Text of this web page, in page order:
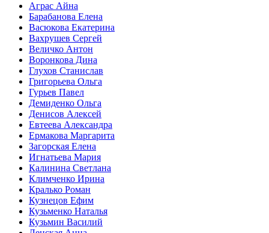
Аграс Айна
Барабанова Елена
Васюкова Екатерина
Вахрушев Сергей
Величко Антон
Воронкова Дина
Глухов Станислав
Григорьева Ольга
Гурьев Павел
Демиденко Ольга
Денисов Алексей
Евтеева Александра
Ермакова Маргарита
Загорская Елена
Игнатьева Мария
Калинина Светлана
Климченко Ирина
Кралько Роман
Кузнецов Ефим
Кузьменко Наталья
Кузьмин Василий